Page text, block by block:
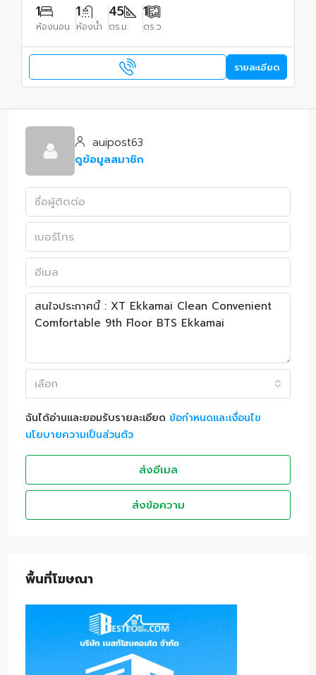
1
ห้องนอน
1
ห้องน้ำ
45
ตร.ม.
1
ตร.ว.
รายละเอียด
auipost63
ดูข้อมูลสมาชิก
เลือก
ฉันได้อ่านและยอมรับรายละเอียด ข้อกำหนดและเงื่อนไข
นโยบายความเป็นส่วนตัว
ส่งอีเมล
ส่งข้อความ
พื้นที่โฆษณา